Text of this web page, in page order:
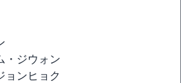
・ジウォン
ョンヒョク